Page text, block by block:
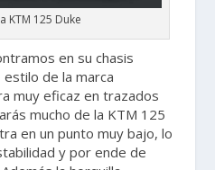
KTM 125 Duke
en su chasis
de la marca
muy eficaz en trazados
mucho de la KTM 125
en un punto muy bajo, lo
y por ende de